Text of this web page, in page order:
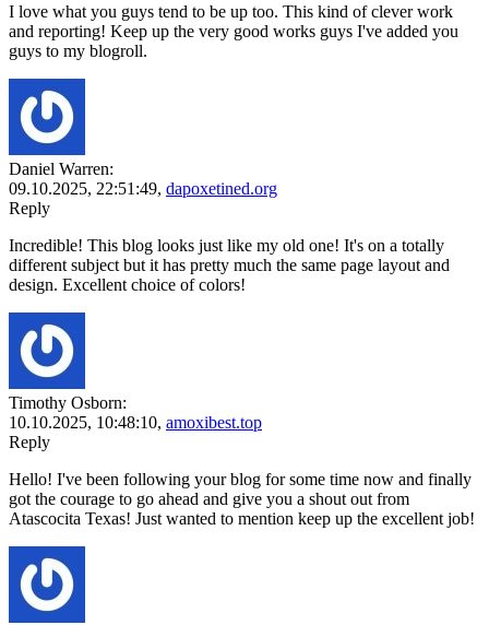
I love what you guys tend to be up too. This kind of clever work
and reporting! Keep up the very good works guys I've added you
guys to my blogroll.
Daniel Warren:
09.10.2025, 22:51:49, dapoxetined.org
Reply
Incredible! This blog looks just like my old one! It's on a totally
different subject but it has pretty much the same page layout and
design. Excellent choice of colors!
Timothy Osborn:
10.10.2025, 10:48:10, amoxibest.top
Reply
Hello! I've been following your blog for some time now and finally
got the courage to go ahead and give you a shout out from
Atascocita Texas! Just wanted to mention keep up the excellent job!